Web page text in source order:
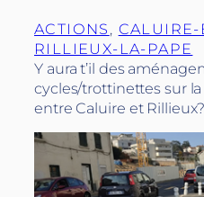
ACTIONS , CALUIRE-
RILLIEUX-LA-PAPE
Y aura t’il des
cycles/trottinettes sur
entre Caluire et Rillieux?